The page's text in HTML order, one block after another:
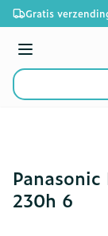
Ga naar de
Gratis
Menu
Product, merk,
230h 6